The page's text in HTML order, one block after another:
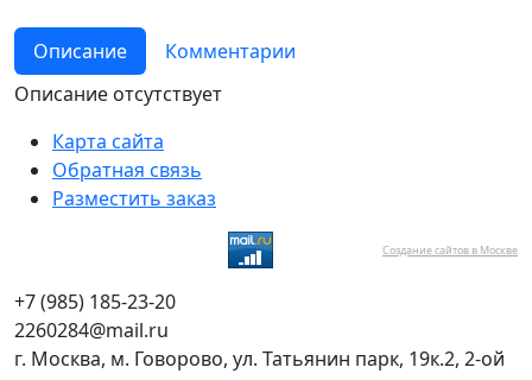
Описание
Комментарии
Описание отсутствует
Карта сайта
Обратная связь
Разместить заказ
Создание сайтов в Москве
+7 (985) 185-23-20
2260284@mail.ru
г. Москва, м. Говорово, ул. Татьянин парк, 19к.2, 2-ой